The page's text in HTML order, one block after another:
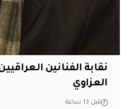
نقابة الفنانين
العزاوي
قبل 13 ساعة